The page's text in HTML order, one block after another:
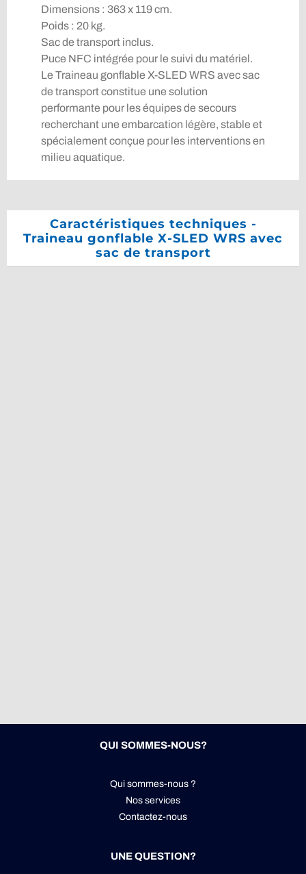
Dimensions : 363 x 119 cm.
Poids : 20 kg.
Sac de transport inclus.
Puce NFC intégrée pour le suivi du matériel.
Le Traineau gonflable X-SLED WRS avec sac
de transport constitue une solution
performante pour les équipes de secours
recherchant une embarcation légère, stable et
spécialement conçue pour les interventions en
milieu aquatique.
Caractéristiques techniques -
Traineau gonflable X-SLED WRS avec
sac de transport
QUI SOMMES-NOUS?
Qui sommes-nous ?
Nos services
Contactez-nous
UNE QUESTION?